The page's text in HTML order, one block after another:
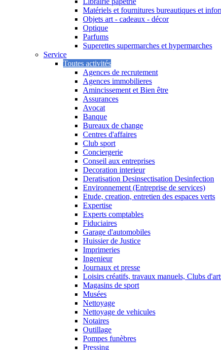
Matériels et fournitures bureautiques et
Objets art - cadeaux - décor
Optique
Parfums
Superettes supermarches et hypermarches
Service
Toutes activités
Agences de recrutement
Agences immobilieres
Amincissement et Bien être
Assurances
Avocat
Banque
Bureaux de change
Centres d'affaires
Club sport
Conciergerie
Conseil aux entreprises
Decoration interieur
Deratisation Desinsectisation Desinfection
Environnement (Entreprise de services)
Etude, creation, entretien des espaces verts
Expertise
Experts comptables
Fiduciaires
Garage d'automobiles
Huissier de Justice
Imprimeries
Ingenieur
Journaux et presse
Loisirs créatifs, travaux manuels, Clubs
Magasins de sport
Musées
Nettoyage
Nettoyage de vehicules
Notaires
Outillage
Pompes funèbres
Pressing